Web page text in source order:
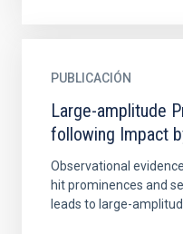
PUBLICACIÓN
Large-amplitude
following Impact
Observational
hit prominences and
leads to large-